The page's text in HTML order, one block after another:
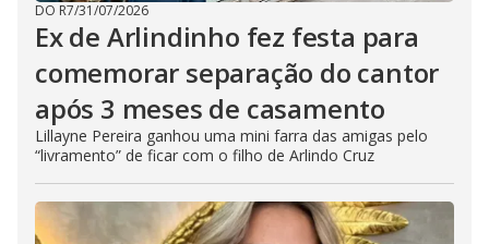
DO R7/31/07/2026
Ex de Arlindinho fez festa para
comemorar separação do cantor
após 3 meses de casamento
Lillayne Pereira ganhou uma mini farra das amigas pelo
“livramento” de ficar com o filho de Arlindo Cruz